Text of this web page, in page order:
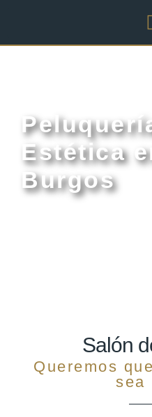
Estética
Burgos
Salón
Queremos
sea